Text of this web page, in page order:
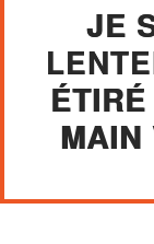
JE
MAIN